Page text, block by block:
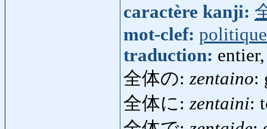
caractère kanji:
mot-clef: politique
traduction:
全体の:zentaino:
全体に:zentaini: